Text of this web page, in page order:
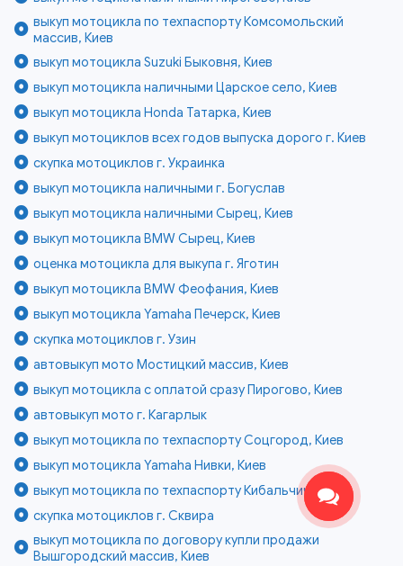
выкуп мотоцикла по техпаспорту Комсомольский
массив, Киев
выкуп мотоцикла Suzuki Быковня, Киев
выкуп мотоцикла наличными Царское село, Киев
выкуп мотоцикла Honda Татарка, Киев
выкуп мотоциклов всех годов выпуска дорого г. Киев
скупка мотоциклов г. Украинка
выкуп мотоцикла наличными г. Богуслав
выкуп мотоцикла наличными Сырец, Киев
выкуп мотоцикла BMW Сырец, Киев
оценка мотоцикла для выкупа г. Яготин
выкуп мотоцикла BMW Феофания, Киев
выкуп мотоцикла Yamaha Печерск, Киев
скупка мотоциклов г. Узин
автовыкуп мото Мостицкий массив, Киев
выкуп мотоцикла с оплатой сразу Пирогово, Киев
автовыкуп мото г. Кагарлык
выкуп мотоцикла по техпаспорту Соцгород, Киев
выкуп мотоцикла Yamaha Нивки, Киев
выкуп мотоцикла по техпаспорту Кибальчича, Киев
скупка мотоциклов г. Сквира
выкуп мотоцикла по договору купли продажи
Вышгородский массив, Киев